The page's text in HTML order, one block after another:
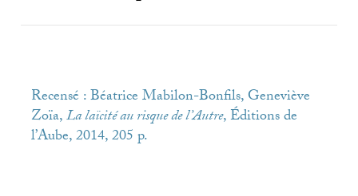
Recensé : Béatrice Mabilon-Bonfils, Geneviève
Zoïa,La laïcité au risque de l’Autre, Éditions de
l’Aube, 2014, 205 p.